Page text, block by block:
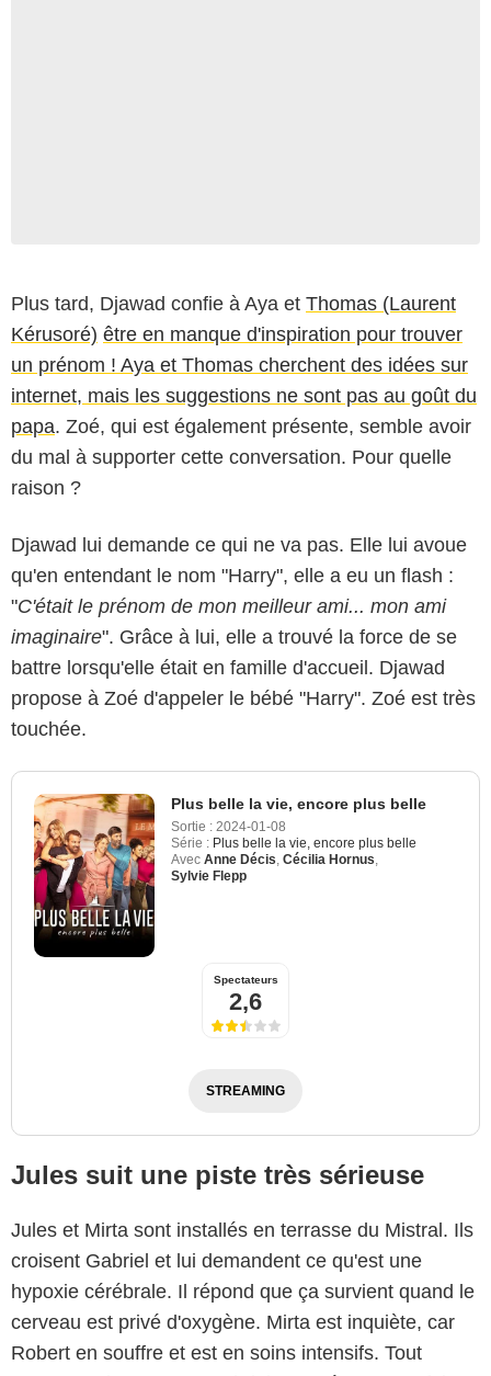
Plus tard, Djawad confie à Aya et Thomas (Laurent
Kérusoré) être en manque d'inspiration pour trouver
un prénom ! Aya et Thomas cherchent des idées sur
internet, mais les suggestions ne sont pas au goût du
papa. Zoé, qui est également présente, semble avoir
du mal à supporter cette conversation. Pour quelle
raison ?
Djawad lui demande ce qui ne va pas. Elle lui avoue
qu'en entendant le nom "Harry", elle a eu un flash :
"C'était le prénom de mon meilleur ami... mon ami
imaginaire". Grâce à lui, elle a trouvé la force de se
battre lorsqu'elle était en famille d'accueil. Djawad
propose à Zoé d'appeler le bébé "Harry". Zoé est très
touchée.
Plus belle la vie, encore plus belle
Sortie : 2024-01-08
Série : Plus belle la vie, encore plus belle
Avec Anne Décis Cécilia Hornus
Sylvie Flepp
Spectateurs
2,6
STREAMING
Jules suit une piste très sérieuse
Jules et Mirta sont installés en terrasse du Mistral. Ils
croisent Gabriel et lui demandent ce qu'est une
hypoxie cérébrale. Il répond que ça survient quand le
cerveau est privé d'oxygène. Mirta est inquiète, car
Robert en souffre et est en soins intensifs. Tout